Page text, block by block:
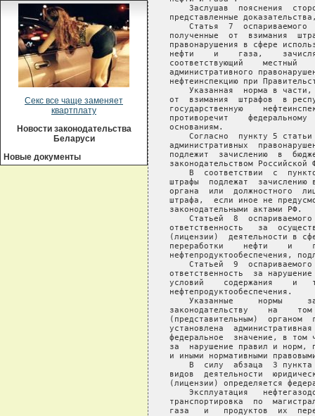
Секс все чаще заменяет
квартплату
Новости законодательства
Беларуси
Новые документы